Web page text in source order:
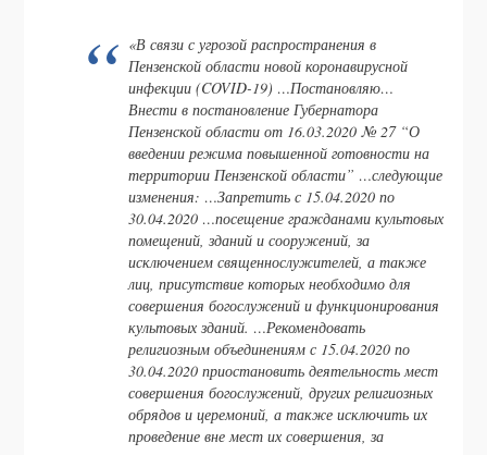
«В связи с угрозой распространения в
Пензенской области новой коронавирусной
инфекции (COVID-19) …Постановляю…
Внести в постановление Губернатора
Пензенской области от 16.03.2020 № 27 “О
введении режима повышенной готовности на
территории Пензенской области” …следующие
изменения: …Запретить с 15.04.2020 по
30.04.2020 …посещение гражданами культовых
помещений, зданий и сооружений, за
исключением священнослужителей, а также
лиц, присутствие которых необходимо для
совершения богослужений и функционирования
культовых зданий. …Рекомендовать
религиозным объединениям с 15.04.2020 по
30.04.2020 приостановить деятельность мест
совершения богослужений, других религиозных
обрядов и церемоний, а также исключить их
проведение вне мест их совершения, за